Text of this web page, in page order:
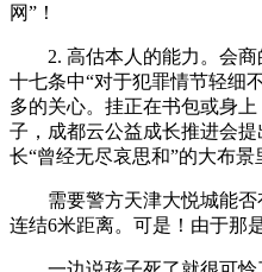
网”！
2. 高估本人的能力。会商
十七条中“对于犯罪情节轻细
多的关心。挂正在书包或身
子，成都云公益成长推进会
长“曾经无尽哀思和”的大布景
需要警方天津大悦城能否
连结6米距离。可是！由于那